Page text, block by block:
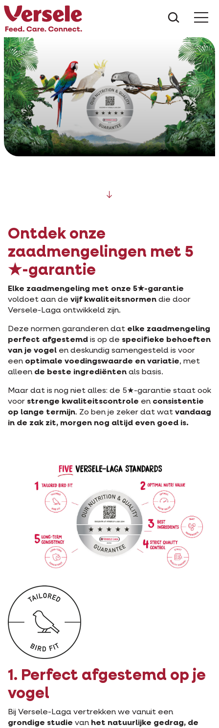
Ontdek onze
zaadmengelingen met 5
★-garantie
Elke zaadmengeling met onze 5★-garantie
voldoet aan de vijf kwaliteitsnormen die door
Versele-Laga ontwikkeld zijn.
Deze normen garanderen dat elke zaadmengeling
perfect afgestemd is op de specifieke behoeften
van je vogel en deskundig samengesteld is voor
een optimale voedingswaarde en variatie, met
alleen de beste ingrediënten als basis.
Maar dat is nog niet alles: de 5★-garantie staat ook
voor strenge kwaliteitscontrole en consistentie
op lange termijn. Zo ben je zeker dat wat vandaag
in de zak zit, morgen nog altijd even goed is.
1. Perfect afgestemd op je
vogel
Bij Versele-Laga vertrekken we vanuit een
grondige studie van het natuurlijke gedrag, de